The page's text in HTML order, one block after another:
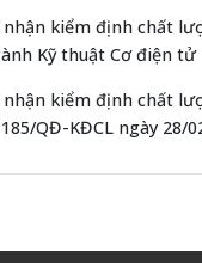
nhận kiểm định chất
Kỹ thuật Cơ điện tử
nhận kiểm định chất
QĐ-KĐCL ngày 28/